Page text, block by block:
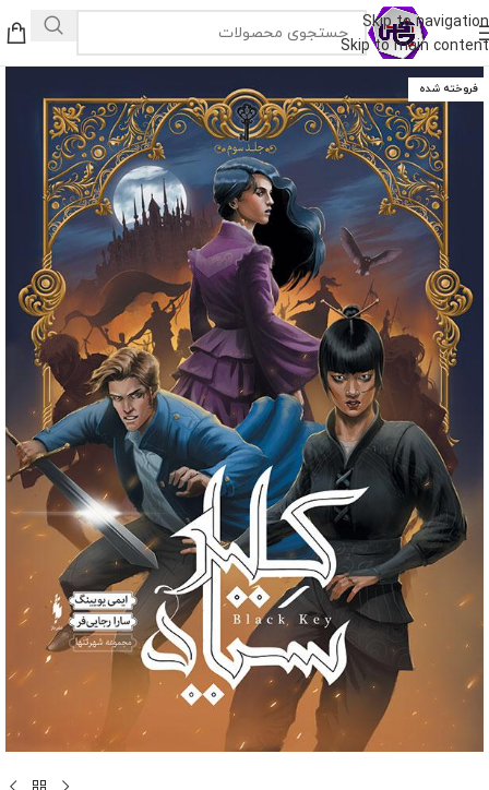
Skip to navigation
Skip to main content
فروخته شده